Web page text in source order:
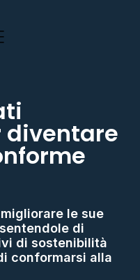
diventare
le sue
di
di sostenibilità
conformarsi alla